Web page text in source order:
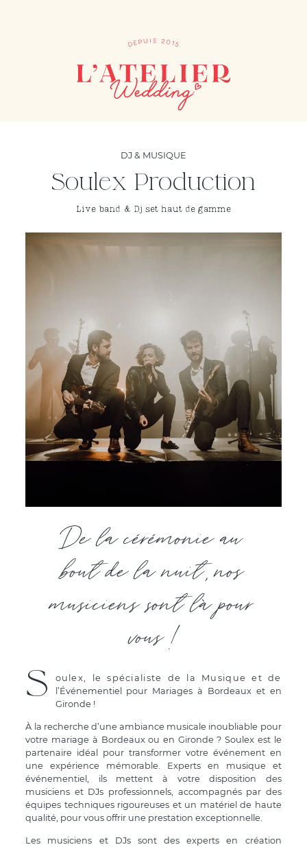
DJ & MUSIQUE
Soulex Production
Live band & Dj set haut de gamme
De la cérémonie au
bout de la nuit, nos
musiciens sont là pour
vous !
S
oulex, le spécialiste de la Musique et de
l’Événementiel pour Mariages à Bordeaux et en
Gironde !
À la recherche d’une ambiance musicale inoubliable pour
votre mariage à Bordeaux ou en Gironde ? Soulex est le
partenaire idéal pour transformer votre événement en
une expérience mémorable. Experts en musique et
événementiel, ils mettent à votre disposition des
musiciens et DJs professionnels, accompagnés par des
équipes techniques rigoureuses et un matériel de haute
qualité, pour vous offrir une prestation exceptionnelle.
Les musiciens et DJs sont des experts en création